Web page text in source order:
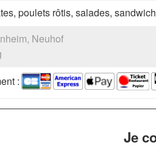
poulets rôtis, salades,
Neuhof
:
Je